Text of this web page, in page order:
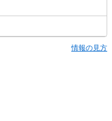
情報の見方